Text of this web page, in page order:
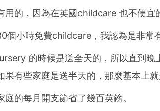
用的，因為在英國childcare 也不便宜
個小時免費childcare，我認為是非常
的時候是送全天的，所以直到晚
有些家庭是送半天的，那麼基本上就
的每月開支節省了幾百英鎊。